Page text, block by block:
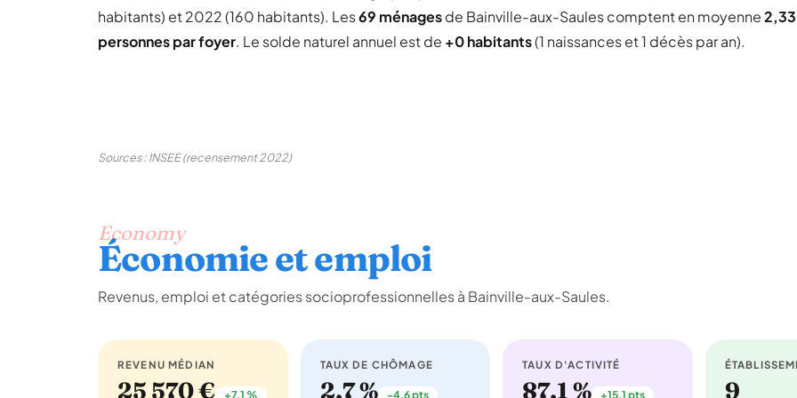
habitants) et 2022 (160 habitants). Les69 ménagesde Bainville-aux-Saules comptent en moyenne2,33
personnes par foyer. Le solde naturel annuel est de +0 habitants(1 naissances et 1 décès par an).
Sources : INSEE (recensement 2022)
Economy
Économie et emploi
Revenus, emploi et catégories socioprofessionnelles à Bainville-aux-Saules.
REVENU MÉDIAN
25 570 € +7,1 %
TAUX DE CHÔMAGE
2,7 % -4,6 pts
TAUX D'ACTIVITÉ
87,1 % +15,1 pts 9